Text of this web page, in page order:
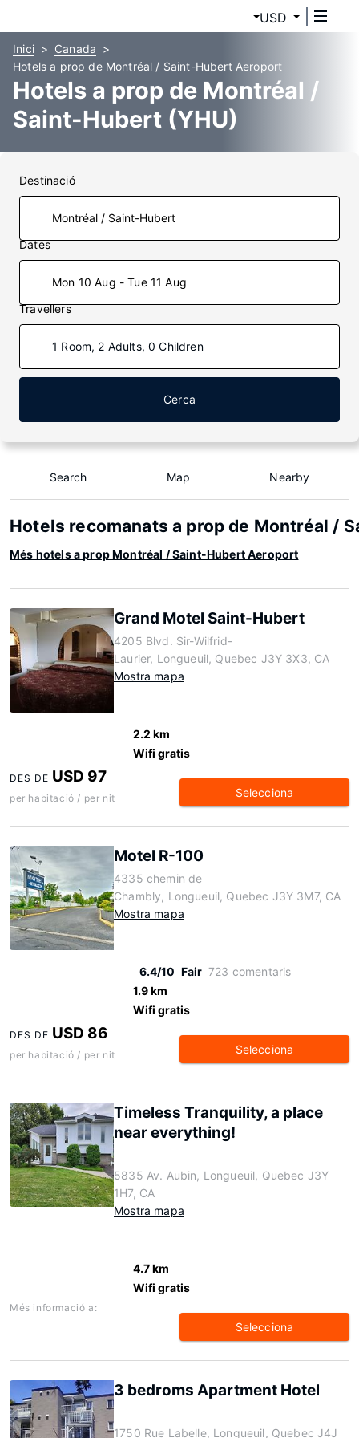
USD
Inici
Canada
Hotels a prop de Montréal / Saint-Hubert Aeroport
Hotels a prop de Montréal /
Saint-Hubert (YHU)
Destinació
Dates
Mon 10 Aug - Tue 11 Aug
Travellers
1 Room, 2 Adults, 0 Children
Cerca
Search Map Nearby
Hotels recomanats a prop de Montréal /
Més hotels a prop Montréal / Saint-Hubert Aeroport
Grand Motel Saint-Hubert
4205 Blvd. Sir-Wilfrid-
Laurier, Longueuil, Quebec J3Y 3X3, CA
Mostra mapa
2.2 km
Wifi gratis
DES DE USD 97
per habitació / per nit Selecciona
Motel R-100
4335 chemin de
Chambly, Longueuil, Quebec J3Y 3M7, CA
Mostra mapa
6.4/10 Fair 723 comentaris
1.9 km
Wifi gratis
DES DE USD 86
per habitació / per nit Selecciona
Timeless Tranquility, a place
near everything!
5835 Av. Aubin, Longueuil, Quebec J3Y
1H7, CA
Mostra mapa
4.7 km
Wifi gratis
Més informació a:
Selecciona
3 bedroms Apartment Hotel
1750 Rue Labelle, Longueuil, Quebec J4J